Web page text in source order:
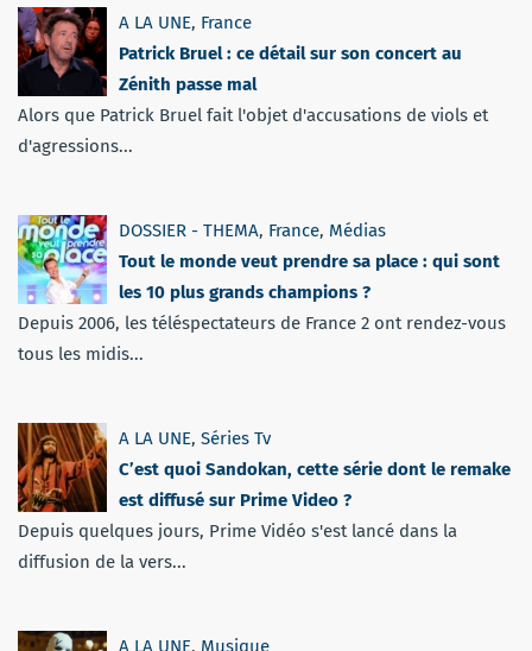
A LA UNE, France
Patrick Bruel : ce détail sur son concert au
Zénith passe mal
Alors que Patrick Bruel fait l'objet d'accusations de viols et
d'agressions...
DOSSIER - THEMA, France, Médias
Tout le monde veut prendre sa place : qui sont
les 10 plus grands champions ?
Depuis 2006, les téléspectateurs de France 2 ont rendez-vous
tous les midis...
A LA UNE, Séries Tv
C’est quoi Sandokan, cette série dont le remake
est diffusé sur Prime Video ?
Depuis quelques jours, Prime Vidéo s'est lancé dans la
diffusion de la vers...
A LA UNE, Musique